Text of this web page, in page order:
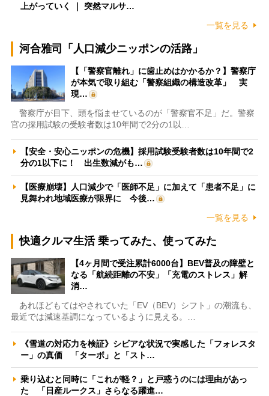
上がっていく ｜ 突然マルサ…
一覧を見る
河合雅司「人口減少ニッポンの活路」
【「警察官離れ」に歯止めはかかるか？】警察庁
が本気で取り組む「警察組織の構造改革」 実
現…
警察庁が目下、頭を悩ませているのが「警察官不足」だ。警察
官の採用試験の受験者数は10年間で2分の1以…
【安全・安心ニッポンの危機】採用試験受験者数は10年間で2
分の1以下に！ 出生数減がも…
【医療崩壊】人口減少で「医師不足」に加えて「患者不足」に
見舞われ地域医療が限界に 今後…
一覧を見る
快適クルマ生活 乗ってみた、使ってみた
【4ヶ月間で受注累計6000台】BEV普及の障壁と
なる「航続距離の不安」「充電のストレス」解
消…
あれほどもてはやされていた「EV（BEV）シフト」の潮流も、
最近では減速基調になっているように見える。…
《雪道の対応力を検証》シビアな状況で実感した「フォレスタ
ー」の真価 「ターボ」と「スト…
乗り込むと同時に「これが軽？」と戸惑うのには理由があっ
た 「日産ルークス」さらなる躍進…